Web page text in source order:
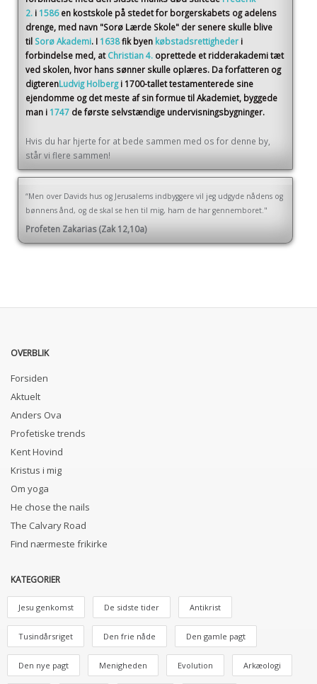
2. i 1586 en kostskole på stedet for borgerskabets og adelens
drenge, med navn "Sorø Lærde Skole" der senere skulle blive
til Sorø Akademi. I 1638fik byen købstadsrettigheder i
forbindelse med, at Christian 4. oprettede et ridderakademi tæt
ved skolen, hvor hans sønner skulle oplæres. Da forfatteren og
digterenLudvig Holberg i 1700-tallet testamenterede sine
ejendomme og det meste af sin formue til Akademiet, byggede
man i 1747 de første selvstændige undervisningsbygninger.
Hvis du har hjerte for at bede sammen med os for denne by,
står vi flere sammen!
“Men over Davids hus og Jerusalems indbyggere vil jeg udgyde nådens og
bønnens ånd, og de skal se hen til mig, ham de har gennemboret."
Profeten Zakarias (Zak 12,10a)
OVERBLIK
Forsiden
Aktuelt
Anders Ova
Profetiske trends
Kent Hovind
Kristus i mig
Om yoga
He chose the nails
The Calvary Road
Find nærmeste frikirke
KATEGORIER
Jesu genkomst De sidste tider Antikrist
Tusindårsriget Den frie nåde Den gamle pagt
Den nye pagt Menigheden Evolution Arkæologi